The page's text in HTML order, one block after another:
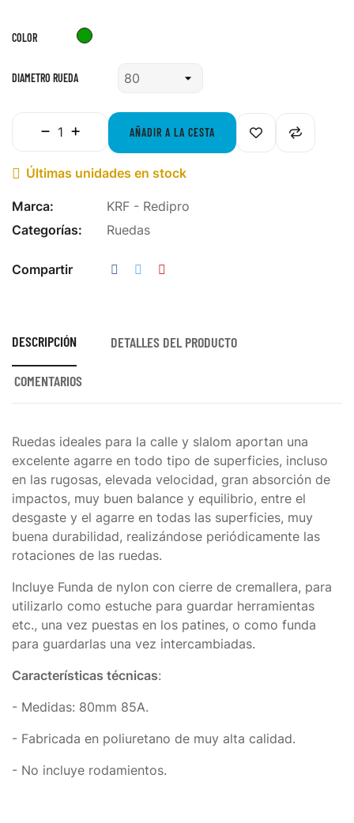
COLOR Verde
DIAMETRO RUEDA
AÑADIR A LA CESTA
 Últimas unidades en stock
Marca:
KRF - Redipro
Categorías:
Ruedas
Compartir
DESCRIPCIÓN DETALLES DEL PRODUCTO
COMENTARIOS
Ruedas ideales para la calle y slalom aportan una
excelente agarre en todo tipo de superficies, incluso
en las rugosas, elevada velocidad, gran absorción de
impactos, muy buen balance y equilibrio, entre el
desgaste y el agarre en todas las superficies, muy
buena durabilidad, realizándose periódicamente las
rotaciones de las ruedas.
Incluye Funda de nylon con cierre de cremallera, para
utilizarlo como estuche para guardar herramientas
etc., una vez puestas en los patines, o como funda
para guardarlas una vez intercambiadas.
Características técnicas:
- Medidas: 80mm 85A.
- Fabricada en poliuretano de muy alta calidad.
- No incluye rodamientos.